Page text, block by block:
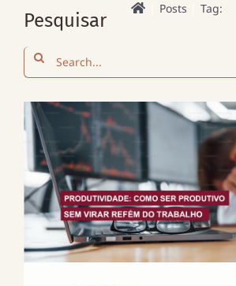
Posts Tag:
Pesquisar
Search
for: